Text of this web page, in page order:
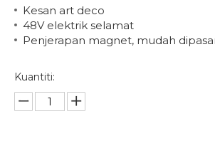
Kesan art deco
48V elektrik selamat
Penjerapan magnet, mudah
Kuantiti: